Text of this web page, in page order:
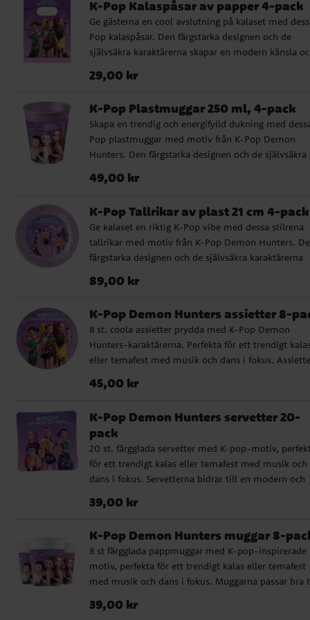
K-Pop Kalaspåsar av papper 4-pack
Ge gästerna en cool avslutning på kalaset med
Pop kalaspåsar. Den färgstarka designen och de
självsäkra karaktärerna skapar en modern känsla
Storlek: ca 22 x 13 cm ✔️ Tillverkade av miljövänligt
Pris :29,00 kr
29,00 kr
K-Pop Plastmuggar 250 ml, 4-pack
Skapa en trendig och energifylld dukning med
Pop plastmuggar med motiv från K-Pop Demon
Hunters. Den färgstarka designen och de självsäkra
som passar perfekt för alla K-Pop-fans. Muggarna
kan användas om och om igen. De fungerar även
utmärkt som ett roligt alternativ till den
kalaspåsen. Fyll dem med godis, snacks eller små
överraskningar som gästerna kan ta med sig hem. ✔️
Tål maskindisk ✔️ Officiellt licensierad produkt
Pris :49,00 kr
49,00 kr
K-Pop Tallrikar av plast 21 cm 4-pack
Ge kalaset en riktig K-Pop vibe med dessa stilrena
tallrikar med motiv från K-Pop Demon Hunters.
färgstarka designen och de självsäkra karaktärerna
sticker ut. Tallrikarna är 21 cm, tillverkade i
dem lika praktiska som festliga. Använd dem till
snacks eller låt varje gäst få ta med sig en tallrik hem
som ett kul minne från kalaset.
Pris :89,00 kr
89,00 kr
K-Pop Demon Hunters assietter 8-
8 st. coola assietter prydda med K-Pop Demon
Hunters-karaktärerna. Perfekta för ett trendigt
eller temafest med musik och dans i fokus.
tillverkade av FSC-märkt papp, vilket innebär att
med hänsyn till både miljö och människor.
är ca 20 cm.
Pris :45,00 kr
45,00 kr
K-Pop Demon Hunters servetter 20-
pack
20 st. färgglada servetter med K-pop-motiv,
för ett trendigt kalas eller temafest med musik och
dans i fokus. Servetterna bidrar till en modern och
x 33 cm utvikta. De är tillverkade av FSC-märkt
brukade skogar med hänsyn till både miljö och
människor.
Pris :39,00 kr
39,00 kr
K-Pop Demon Hunters muggar 8-
8 st färgglada pappmuggar med K-pop-inspirerade
motiv, perfekta för ett trendigt kalas eller temafest
med musik och dans i fokus. Muggarna passar bra
snygg dukning. Muggarna är tillverkade av FSC-
Pris :39,00 kr
39,00 kr